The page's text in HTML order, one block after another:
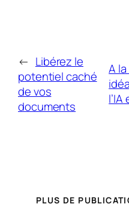
← Libérez le
potentiel caché
de vos
documents
A
PLUS DE